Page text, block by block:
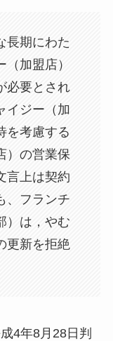
長期にわた
加盟店）
必要とされ
イジー（加
を考慮する
）の営業保
言上は契約
、フランチ
）は，やむ
更新を拒絶
4年8月28日判